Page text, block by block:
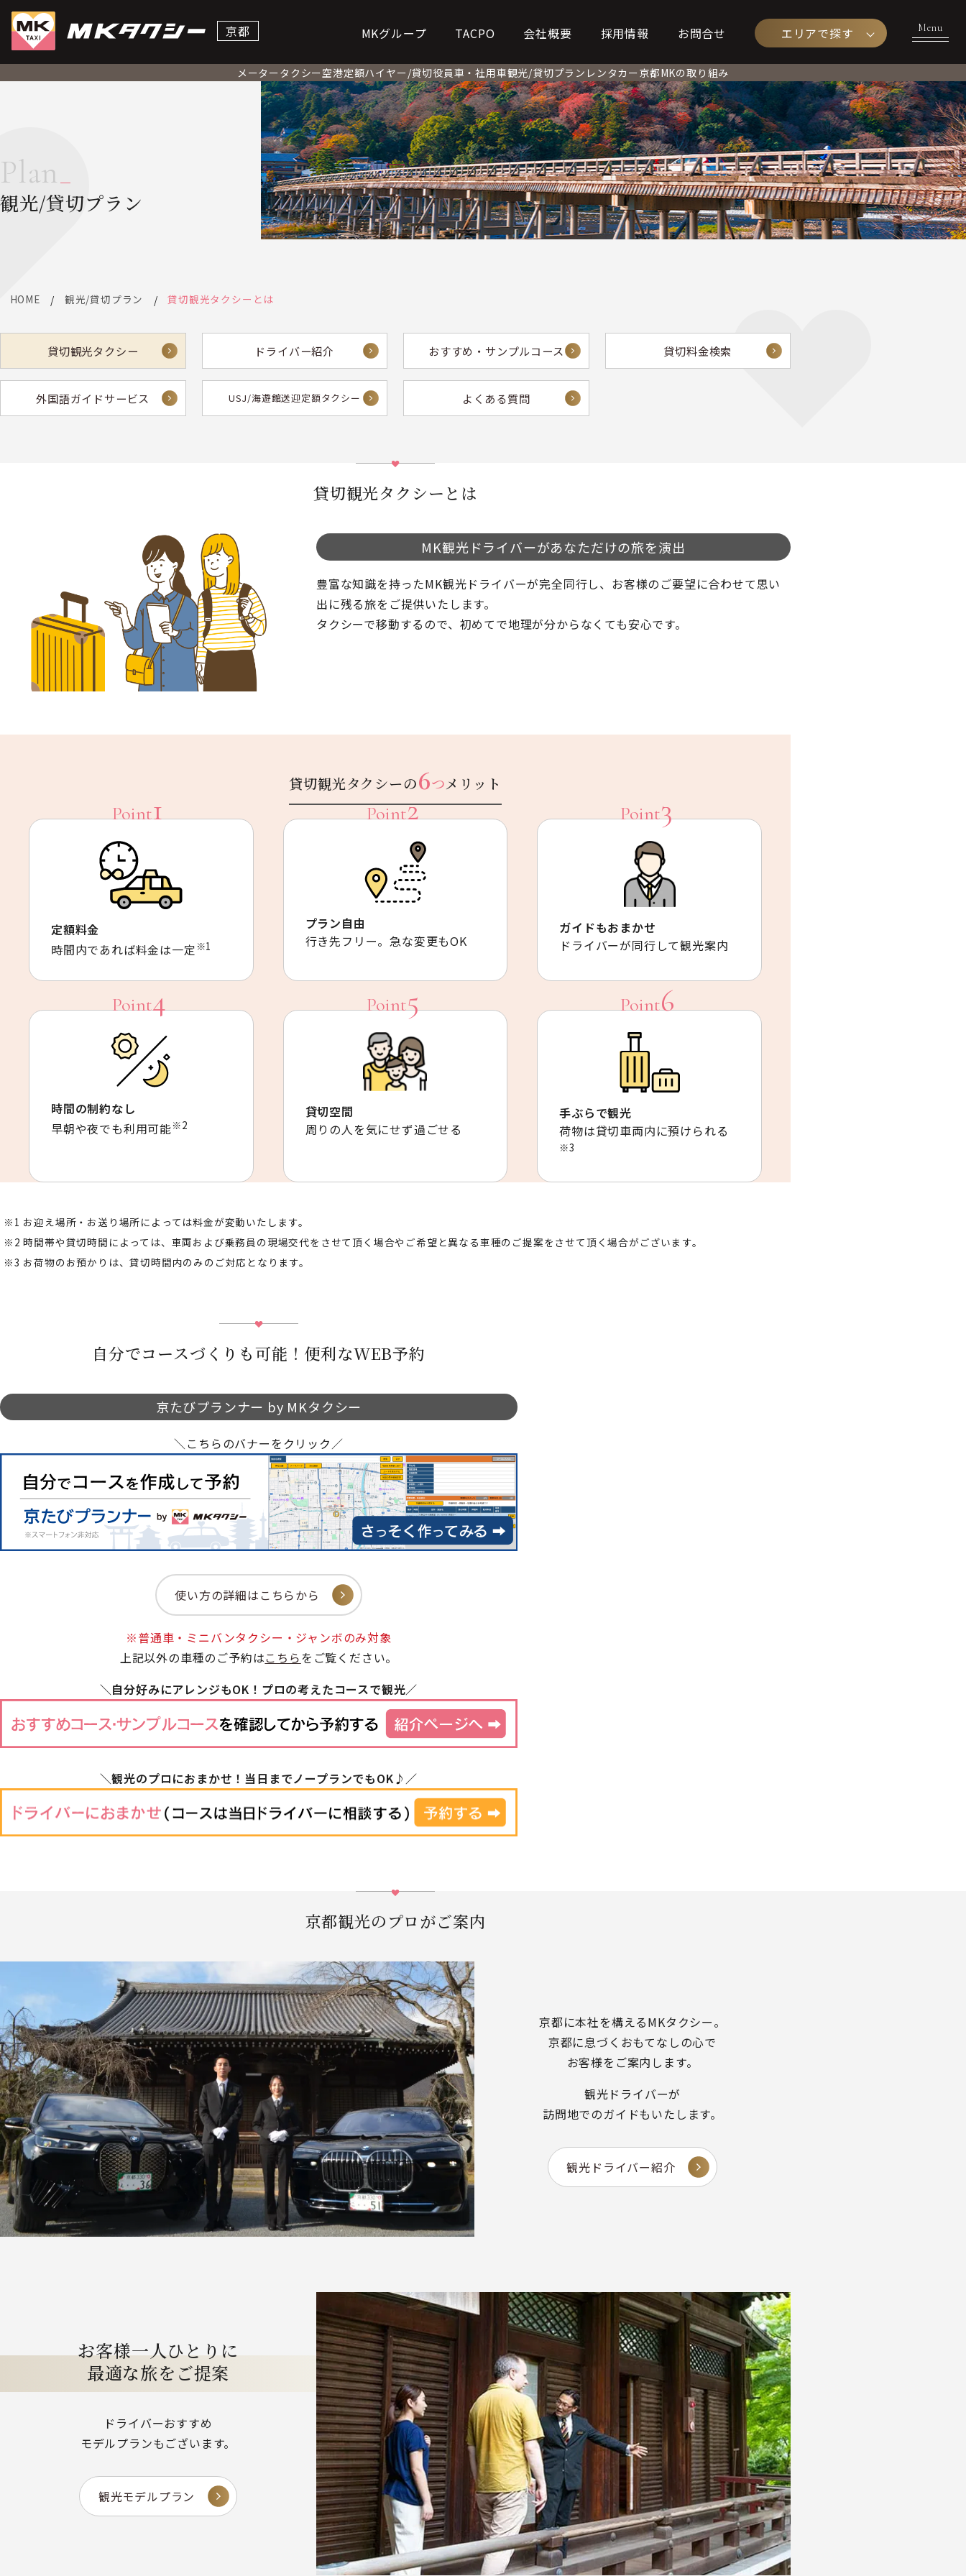
京都 MKグループ TACPO 会社概要 採用情報 お問合せ エリアで探す
メータータクシー空港定額ハイヤー/貸切役員車・社用車観光/貸切プラン レンタカー京都MKの取り組み
Plan
観光/貸切プラン
HOME 観光/貸切プラン 貸切観光タクシーとは
貸切観光タクシー ドライバー紹介 おすすめ・サンプルコース 貸切料金検索
外国語ガイドサービス USJ/海遊館送迎定額タクシー よくある質問
貸切観光タクシーとは
MK観光ドライバーがあなただけの旅を演出
豊富な知識を持ったMK観光ドライバーが完全同行し、お客様のご要望に合わせて思い
出に残る旅をご提供いたします。
タクシーで移動するので、初めてで地理が分からなくても安心です。
貸切観光タクシーの6つメリット
定額料金
時間内であれば料金は一定 ※1
プラン自由
行き先フリー。急な変更もOK
ガイドもおまかせ
ドライバーが同行して観光案内
時間の制約なし
早朝や夜でも利用可能※2
貸切空間
周りの人を気にせず過ごせる
手ぶらで観光
荷物は貸切車両内に預けられる
※3
お迎え場所・お送り場所によっては料金が変動いたします。
時間帯や貸切時間によっては、車両および乗務員の現場交代をさせて頂く場合やご希望と異なる車種のご提案をさせて頂く場合がございます。
お荷物のお預かりは、貸切時間内のみのご対応となります。
自分でコースづくりも可能！便利なWEB予約
京たびプランナー by MKタクシー
＼こちらのバナーをクリック／
使い方の詳細はこちらから
※普通車・ミニバンタクシー・ジャンボのみ対象
上記以外の車種のご予約はこちらをご覧ください。
＼自分好みにアレンジもOK！プロの考えたコースで観光／
＼観光のプロにおまかせ！当日までノープランでもOK♪／
京都観光のプロがご案内
京都に本社を構えるMKタクシー。
京都に息づくおもてなしの心で
お客様をご案内します。
観光ドライバーが
訪問地でのガイドもいたします。
観光ドライバー紹介
お客様一人ひとりに
最適な旅をご提案
ドライバーおすすめ
モデルプランもございます。
観光モデルプラン